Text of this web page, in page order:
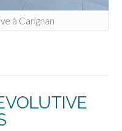
à Carignan